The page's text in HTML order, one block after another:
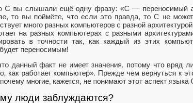
о C вы слышали ещё одну фразу: «C — переносимый
то вы поймёте, что если это правда, то C не может
много разных компьютеров с разной
на разных компьютерах с разными
в точности так, как каждый из этих
переносимым!
данный факт не имеет значения, потому что вряд
как работает компьютер». Прежде чем вернуться к
многие, кажется, не понимают этот аспект языка
люди заблуждаются?